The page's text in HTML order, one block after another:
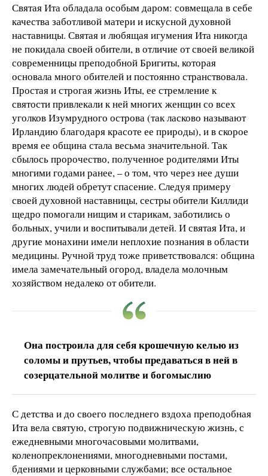
Святая Ита обладала особым даром: совмещала в себе
качества заботливой матери и искусной духовной
наставницы. Святая и любящая игумения Ита никогда
не покидала своей обители, в отличие от своей великой
современницы преподобной Бригиты, которая
основала много обителей и постоянно странствовала.
Простая и строгая жизнь Иты, ее стремление к
святости привлекали к ней многих женщин со всех
уголков Изумрудного острова (так ласково называют
Ирландию благодаря красоте ее природы), и в скорое
время ее община стала весьма значительной. Так
сбылось пророчество, полученное родителями Иты
многими годами ранее, – о том, что через нее души
многих людей обретут спасение. Следуя примеру
своей духовной наставницы, сестры обители Киллиди
щедро помогали нищим и старикам, заботились о
больных, учили и воспитывали детей. И святая Ита, и
другие монахини имели неплохие познания в области
медицины. Ручной труд тоже приветствовался: община
имела замечательный огород, владела молочным
хозяйством недалеко от обители.
Она построила для себя крошечную келью из
соломы и прутьев, чтобы предаваться в ней в
созерцательной молитве и богомыслию
С детства и до своего последнего вздоха преподобная
Ита вела святую, строгую подвижническую жизнь, с
ежедневными многочасовыми молитвами,
коленопреклонениями, многодневными постами,
бдениями и церковными службами; все остальное